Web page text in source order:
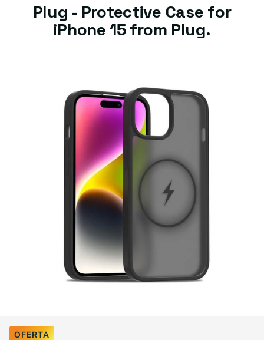
Plug - Protective Case for
iPhone 15 from Plug.
Select Color:
OFERTA